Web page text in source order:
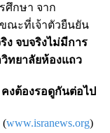
ศึกษา จาก
ณะที่เจ้าตัวยืนยัน
จบจริงไม่มีการ
ทยาลัยห้องแถว
คงต้องรอดูกันต่อไป
(www.isranews.org)